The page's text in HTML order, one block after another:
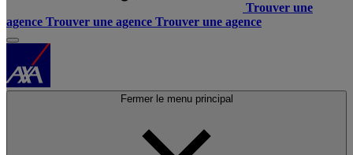
Trouver une
agence Trouver une agence Trouver une agence
Fermer le menu principal